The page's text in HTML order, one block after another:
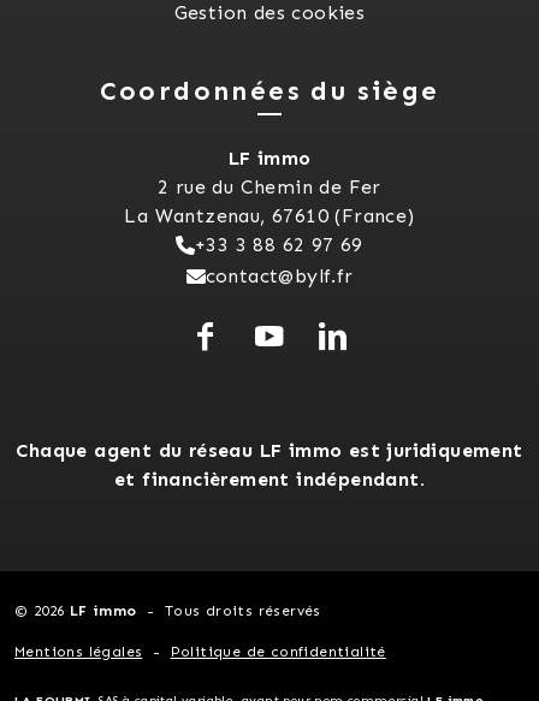
Gestion des cookies
Coordonnées du siège
LF immo
2 rue du Chemin de Fer
La Wantzenau, 67610 (France)
+33 3 88 62 97 69
contact@bylf.fr
Chaque agent du réseau LF immo est juridiquement
et financièrement indépendant.
© 2026 LF immo Tous droits réservés
Mentions légales Politique de confidentialité